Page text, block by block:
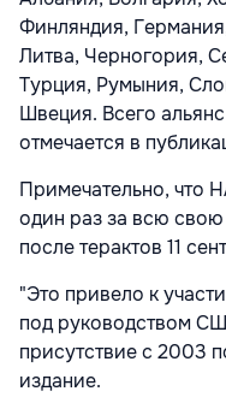
Финляндия,
Литва, Черногория,
Турция, Румыния,
Швеция. Всего
отмечается в
Примечательно, что
один раз за всю
после терактов 11
"Это привело к
под руководством
присутствие с 2003
издание.